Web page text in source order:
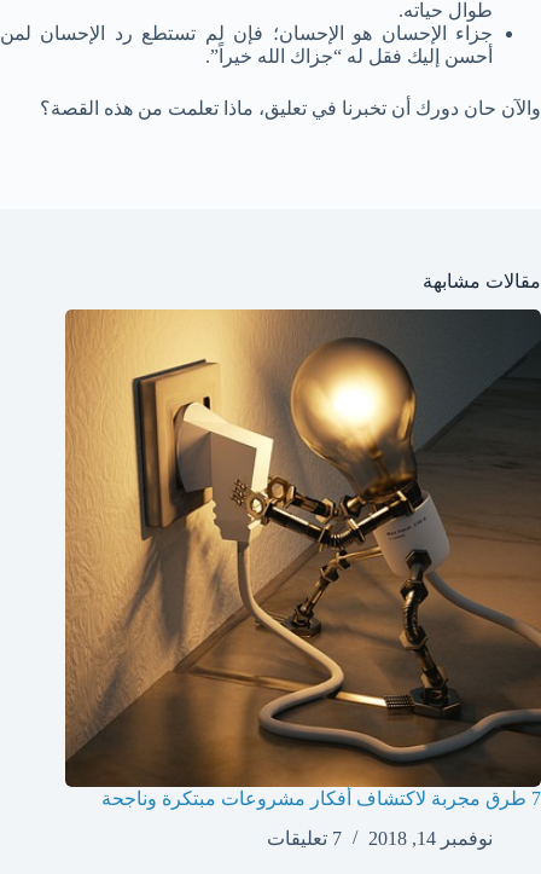
طوال حياته.
جزاء الإحسان هو الإحسان؛ فإن لم تستطع رد الإحسان لمن
أحسن إليك فقل له “جزاك الله خيراً”.
والآن حان دورك أن تخبرنا في تعليق، ماذا تعلمت من هذه القصة؟
مقالات مشابهة
7 طرق مجربة لاكتشاف أفكار مشروعات مبتكرة وناجحة
نوفمبر 14, 2018
7 تعليقات